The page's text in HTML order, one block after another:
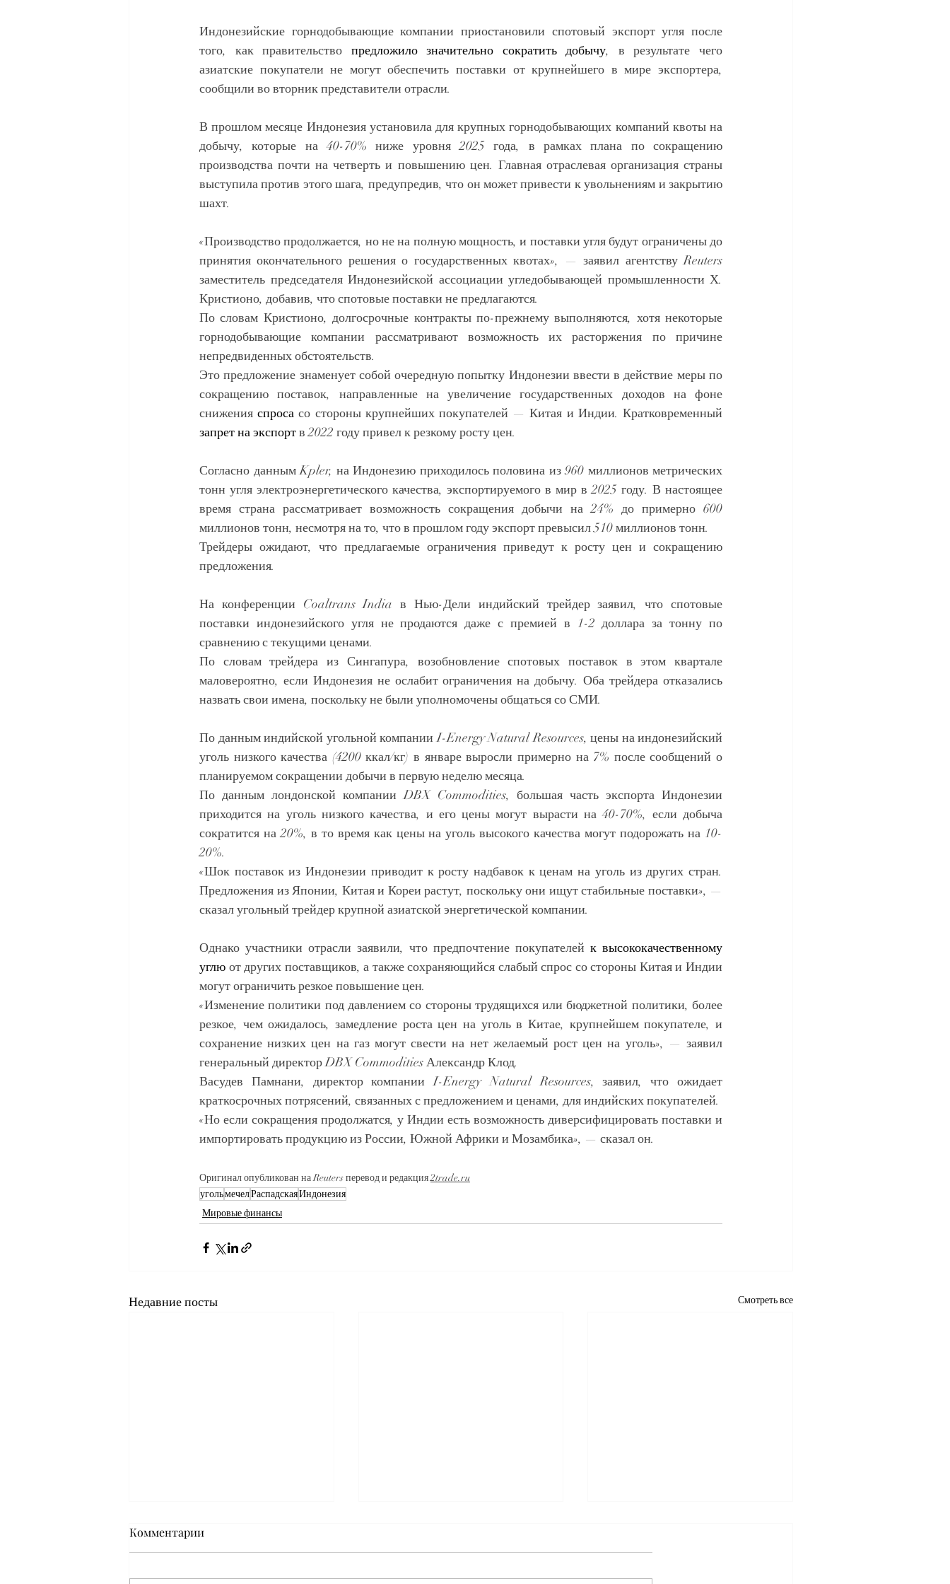
Индонезийские горнодобывающие компании приостановили спотовый экспорт угля после
того, как правительство предложило значительно сократить добычу, в результате чего
азиатские покупатели не могут обеспечить поставки от крупнейшего в мире экспортера,
сообщили во вторник представители отрасли.
В прошлом месяце Индонезия установила для крупных горнодобывающих компаний квоты на
добычу, которые на 40-70% ниже уровня 2025 года, в рамках плана по сокращению
производства почти на четверть и повышению цен. Главная отраслевая организация страны
выступила против этого шага, предупредив, что он может привести к увольнениям и закрытию
шахт.
«Производство продолжается, но не на полную мощность, и поставки угля будут ограничены до
принятия окончательного решения о государственных квотах», — заявил агентству Reuters
заместитель председателя Индонезийской ассоциации угледобывающей промышленности Х.
Кристионо, добавив, что спотовые поставки не предлагаются.
По словам Кристионо, долгосрочные контракты по-прежнему выполняются, хотя некоторые
горнодобывающие компании рассматривают возможность их расторжения по причине
непредвиденных обстоятельств.
Это предложение знаменует собой очередную попытку Индонезии ввести в действие меры по
сокращению поставок, направленные на увеличение государственных доходов на фоне
снижения спроса
запрет на экспорт в 2022 году привел к резкому росту цен.
Согласно данным Kpler, на Индонезию приходилось половина из 960 миллионов метрических
тонн угля электроэнергетического качества, экспортируемого в мир в 2025 году. В настоящее
время страна рассматривает возможность сокращения добычи на 24% до примерно 600
миллионов тонн, несмотря на то, что в прошлом году экспорт превысил 510 миллионов тонн.
Трейдеры ожидают, что предлагаемые ограничения приведут к росту цен и сокращению
предложения.
На конференции Coaltrans India в Нью-Дели индийский трейдер заявил, что спотовые
поставки индонезийского угля не продаются даже с премией в 1-2 доллара за тонну по
сравнению с текущими ценами.
По словам трейдера из Сингапура, возобновление спотовых поставок в этом квартале
маловероятно, если Индонезия не ослабит ограничения на добычу. Оба трейдера отказались
назвать свои имена, поскольку не были уполномочены общаться со СМИ.
По данным индийской угольной компании I-Energy Natural Resources, цены на индонезийский
уголь низкого качества (4200 ккал/кг) в январе выросли примерно на 7% после сообщений о
планируемом сокращении добычи в первую неделю месяца.
По данным лондонской компании DBX Commodities, большая часть экспорта Индонезии
приходится на уголь низкого качества, и его цены могут вырасти на 40-70%, если добыча
сократится на 20%, в то время как цены на уголь высокого качества могут подорожать на 10-
20%.
«Шок поставок из Индонезии приводит к росту надбавок к ценам на уголь из других стран.
Предложения из Японии, Китая и Кореи растут, поскольку они ищут стабильные поставки», —
сказал угольный трейдер крупной азиатской энергетической компании.
Однако участники отрасли заявили, что предпочтение покупателей к высококачественному
углю от других поставщиков, а также сохраняющийся слабый спрос со стороны Китая и Индии
могут ограничить резкое повышение цен.
«Изменение политики под давлением со стороны трудящихся или бюджетной политики, более
резкое, чем ожидалось, замедление роста цен на уголь в Китае, крупнейшем покупателе, и
сохранение низких цен на газ могут свести на нет желаемый рост цен на уголь», — заявил
генеральный директор DBX Commodities Александр Клод.
Васудев Памнани, директор компании I-Energy Natural Resources, заявил, что ожидает
краткосрочных потрясений, связанных с предложением и ценами, для индийских покупателей.
«Но если сокращения продолжатся, у Индии есть возможность диверсифицировать поставки и
импортировать продукцию из России, Южной Африки и Мозамбика», — сказал он.
Оригинал опубликован на Reuters перевод и редакция 2trade.ru
угольмечелРаспадскаяИндонезия
Мировые финансы
Недавние посты Смотреть все
Комментарии